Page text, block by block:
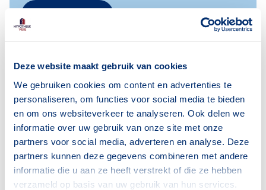
Deze website maakt gebruik van cookies
We gebruiken cookies om content en advertenties te
personaliseren, om functies voor social media te bieden
en om ons websiteverkeer te analyseren. Ook delen we
informatie over uw gebruik van onze site met onze
partners voor social media, adverteren en analyse. Deze
partners kunnen deze gegevens combineren met andere
informatie die u aan ze heeft verstrekt of die ze hebben
verzameld op basis van uw gebruik van hun services.
Praktische zaken rondom
zonnepanelen
Vind antwoorden op veelgestelde vragen
over de installatie, het onderhoud en de
technische aspecten van zonnepanelen,
evenals informatie over collectieve
inkoop en opslag van zonne-energie.